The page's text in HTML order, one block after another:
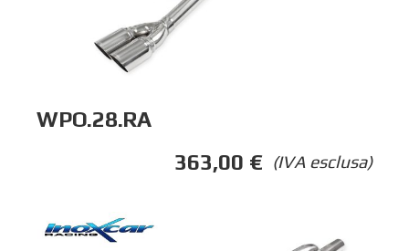
WPO.28.RA
(IVA esclusa)
363,00 €